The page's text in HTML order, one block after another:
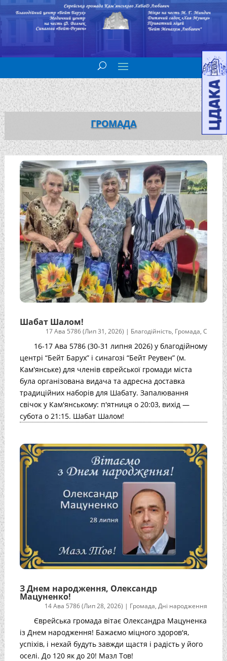
ГРОМАДА
Шабат Шалом!
17 Ава 5786 (Лип 31, 2026) | Благодійність, Громада,С
16-17 Ава 5786 (30-31 липня 2026) у благодійному
центрі “Бейт Барух” і синагозі “Бейт Реувен” (м.
Кам'янське) для членів єврейської громади міста
була організована видача та адресна доставка
традиційних наборів для Шабату. Запалювання
свічок у Кам'янському: п'ятниця о 20:03, вихід —
субота о 21:15. Шабат Шалом!
З Днем народження, Олександр
Мацуненко!
14 Ава 5786 (Лип 28, 2026) | Громада,Дні народження
Єврейська громада вітає Олександра Мацуненка
із Днем народження! Бажаємо міцного здоров'я,
успіхів, і нехай будуть завжди щастя і радість у його
оселі. До 120 як до 20! Мазл Тов!